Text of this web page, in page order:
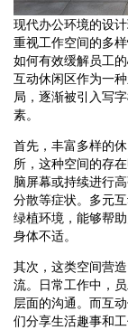
现代办公环境的设
重视工作空间的多
如何有效缓解员工
互动休闲区作为一
局，逐渐被引入写
素。
首先，丰富多样的
所，这种空间的存
脑屏幕或持续进行
分散等症状。多元
绿植环境，能够帮
身体不适。
其次，这类空间营
流。日常工作中，
层面的沟通。而互
们分享生活趣事和